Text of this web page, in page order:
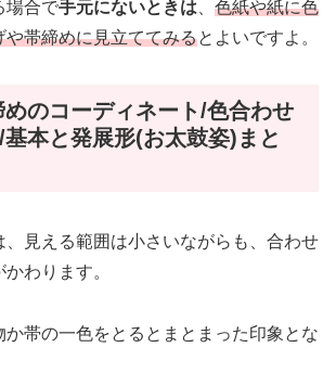
場合で手元にないときは
色紙や紙に色
や帯締めに見立ててみるとよいですよ。
のコーディネート/色合わせ
本と発展形(お太鼓姿)まと
、見える範囲は小さいながらも、合わせ
わります。
か帯の一色をとるとまとまった印象とな